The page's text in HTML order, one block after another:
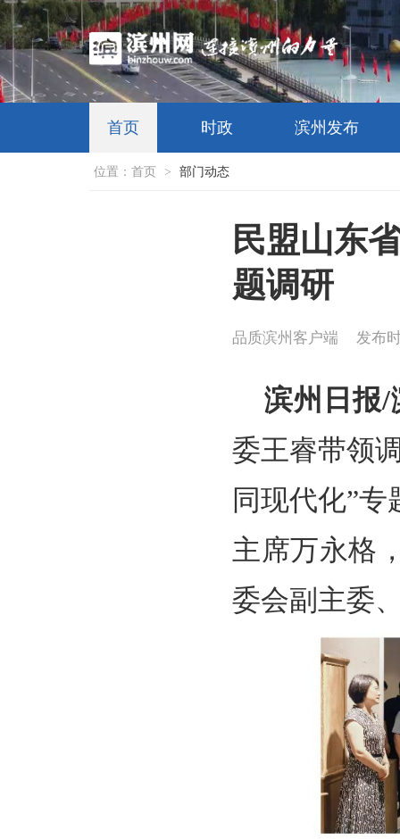
首页 时政 滨州发布
位置： 首页 > 部门动态
民盟山东
题调研
品质滨州客户端 发布
滨州日报
委王睿带领
同现代化”
主席万永格
委会副主委